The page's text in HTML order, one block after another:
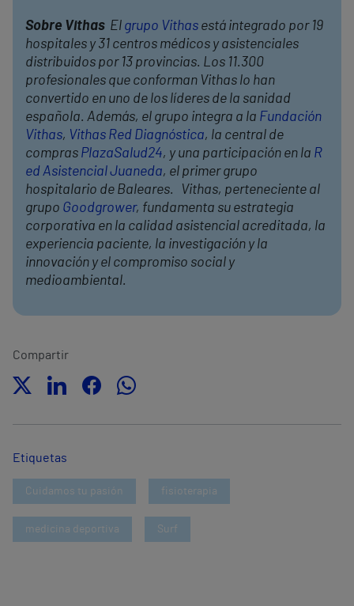
Sobre Vithas El grupo Vithas está integrado por 19
hospitales y 31 centros médicos y asistenciales
distribuidos por 13 provincias. Los 11.300
profesionales que conforman Vithas lo han
convertido en uno de los líderes de la sanidad
española. Además, el grupo integra a la Fundación
Vithas, Vithas Red Diagnóstica, la central de
compras PlazaSalud24, y una participación en la R
ed Asistencial Juaneda, el primer grupo
hospitalario de Baleares. Vithas, perteneciente al
grupo Goodgrower, fundamenta su estrategia
corporativa en la calidad asistencial acreditada, la
experiencia paciente, la investigación y la
innovación y el compromiso social y
medioambiental.
Compartir
Etiquetas
Cuidamos tu pasión fisioterapia
medicina deportiva Surf